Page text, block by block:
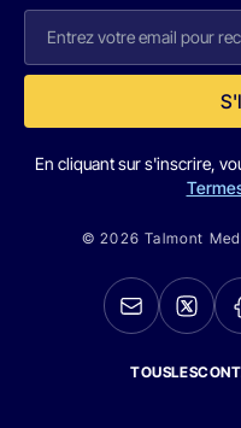
En cliquant sur s'inscrire,
© 2026 Talmont